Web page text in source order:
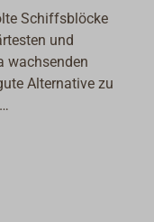
Schiffsblöcke
und
wachsenden
Alternative zu
Edelstahl-
und
Bronze-